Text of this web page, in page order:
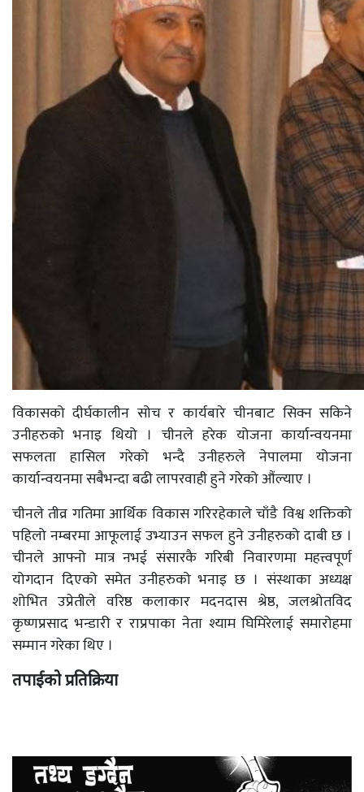
विकासको दीर्घकालीन सोच र कार्यबारे चीनबाट सिक्न सकिने
उनीहरुको भनाइ थियो । चीनले हरेक योजना कार्यान्वयनमा
सफलता हासिल गरेको भन्दै उनीहरुले नेपालमा योजना
कार्यान्वयनमा सबैभन्दा बढी लापरवाही हुने गरेको औंल्याए ।
चीनले तीव्र गतिमा आर्थिक विकास गरिरहेकाले चाँडै विश्व शक्तिको
पहिलो नम्बरमा आफूलाई उभ्याउन सफल हुने उनीहरुको दाबी छ ।
चीनले आफ्नो मात्र नभई संसारकै गरिबी निवारणमा महत्त्वपूर्ण
योगदान दिएको समेत उनीहरुको भनाइ छ । संस्थाका अध्यक्ष
शोभित उप्रेतीले वरिष्ठ कलाकार मदनदास श्रेष्ठ, जलश्रोतविद
कृष्णप्रसाद भन्डारी र राप्रपाका नेता श्याम घिमिरेलाई समारोहमा
सम्मान गरेका थिए ।
तपाईको प्रतिक्रिया